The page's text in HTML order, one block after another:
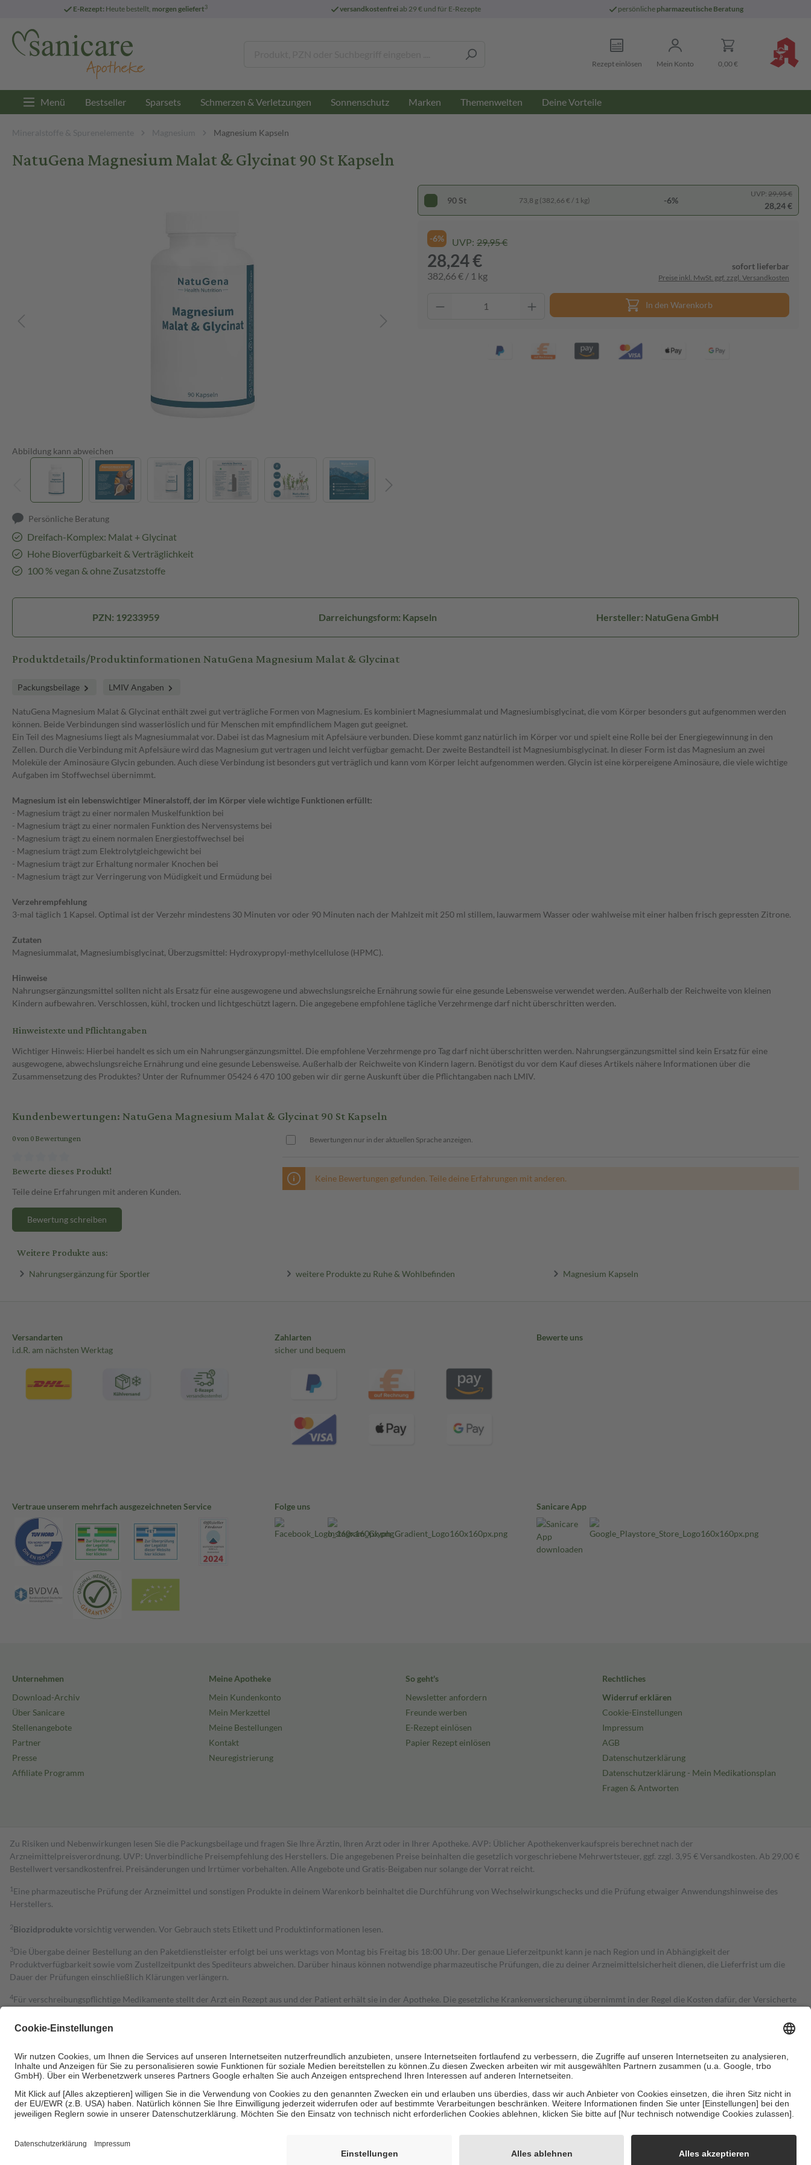
E-Rezept: Heute bestellt, morgen geliefert3 versandkostenfreiab 29 € und für E-Rezepte persönliche pharmazeutische Beratung
Rezept einlösen Mein Konto 0,00 €
Menü Bestseller Sparsets Schmerzen & Verletzungen Sonnenschutz Marken Themenwelten Deine Vorteile
Mineralstoffe & Spurenelemente Magnesium Magnesium Kapseln
NatuGena Magnesium Malat & Glycinat 90 St Kapseln
Abbildung kann abweichen
Persönliche Beratung
Dreifach-Komplex: Malat + Glycinat
Hohe Bioverfügbarkeit & Verträglichkeit
100 % vegan & ohne Zusatzstoffe
90 St 73,8 g (382,66 € / 1 kg) -6%
UVP: 29,95 €
28,24 €
-6% UVP: 29,95 €
28,24 €
382,66 € / 1 kg
sofort lieferbar
Preise inkl. MwSt. ggf. zzgl. Versandkosten
In den Warenkorb
PZN: 19233959 Darreichungsform: Kapseln Hersteller: NatuGena GmbH
Produktdetails/Produktinformationen NatuGena Magnesium Malat & Glycinat
Packungsbeilage LMIV Angaben
NatuGena Magnesium Malat & Glycinat enthält zwei gut verträgliche Formen von Magnesium. Es kombiniert Magnesiummalat und Magnesiumbisglycinat, die vom Körper besonders gut aufgenommen werden
können. Beide Verbindungen sind wasserlöslich und für Menschen mit empfindlichem Magen gut geeignet.
Ein Teil des Magnesiums liegt als Magnesiummalat vor. Dabei ist das Magnesium mit Apfelsäure verbunden. Diese kommt ganz natürlich im Körper vor und spielt eine Rolle bei der Energiegewinnung in den
Zellen. Durch die Verbindung mit Apfelsäure wird das Magnesium gut vertragen und leicht verfügbar gemacht. Der zweite Bestandteil ist Magnesiumbisglycinat. In dieser Form ist das Magnesium an zwei
Moleküle der Aminosäure Glycin gebunden. Auch diese Verbindung ist besonders gut verträglich und kann vom Körper leicht aufgenommen werden. Glycin ist eine körpereigene Aminosäure, die viele wichtige
Aufgaben im Stoffwechsel übernimmt.
Magnesium ist ein lebenswichtiger Mineralstoff, der im Körper viele wichtige Funktionen erfüllt:
- Magnesium trägt zu einer normalen Muskelfunktion bei
- Magnesium trägt zu einer normalen Funktion des Nervensystems bei
- Magnesium trägt zu einem normalen Energiestoffwechsel bei
- Magnesium trägt zum Elektrolytgleichgewicht bei
- Magnesium trägt zur Erhaltung normaler Knochen bei
- Magnesium trägt zur Verringerung von Müdigkeit und Ermüdung bei
Verzehrempfehlung
3-mal täglich 1 Kapsel. Optimal ist der Verzehr mindestens 30 Minuten vor oder 90 Minuten nach der Mahlzeit mit 250 ml stillem, lauwarmem Wasser oder wahlweise mit einer halben frisch gepressten Zitrone.
Zutaten
Magnesiummalat, Magnesiumbisglycinat, Überzugsmittel: Hydroxypropyl-methylcellulose (HPMC).
Hinweise
Nahrungsergänzungsmittel sollten nicht als Ersatz für eine ausgewogene und abwechslungsreiche Ernährung sowie für eine gesunde Lebensweise verwendet werden. Außerhalb der Reichweite von kleinen
Kindern aufbewahren. Verschlossen, kühl, trocken und lichtgeschützt lagern. Die angegebene empfohlene tägliche Verzehrmenge darf nicht überschritten werden.
Hinweistexte und Pflichtangaben
Wichtiger Hinweis: Hierbei handelt es sich um ein Nahrungsergänzungsmittel. Die empfohlene Verzehrmenge pro Tag darf nicht überschritten werden. Nahrungsergänzungsmittel sind kein Ersatz für eine
ausgewogene, abwechslungsreiche Ernährung und eine gesunde Lebensweise. Außerhalb der Reichweite von Kindern lagern. Benötigst du vor dem Kauf dieses Artikels nähere Informationen über die
Zusammensetzung des Produktes? Unter der Rufnummer 05424 6 470 100 geben wir dir gerne Auskunft über die Pflichtangaben nach LMIV.
Kundenbewertungen: NatuGena Magnesium Malat & Glycinat 90 St Kapseln
0 von 0 Bewertungen
Bewerte dieses Produkt!
Teile deine Erfahrungen mit anderen Kunden.
Bewertung schreiben
Bewertungen nur in der aktuellen Sprache anzeigen.
Keine Bewertungen gefunden. Teile deine Erfahrungen mit anderen.
Weitere Produkte aus:
Nahrungsergänzung für Sportler weitere Produkte zu Ruhe & Wohlbefinden Magnesium Kapseln
Versandarten
i.d.R. am nächsten Werktag
Zahlarten
sicher und bequem
Bewerte uns
Vertraue unserem mehrfach ausgezeichneten Service Folge uns Sanicare App
Unternehmen
Download-Archiv
Über Sanicare
Stellenangebote
Partner
Presse
Affiliate Programm
Meine Apotheke
Mein Kundenkonto
Mein Merkzettel
Meine Bestellungen
Kontakt
Neuregistrierung
So geht's
Newsletter anfordern
Freunde werben
E-Rezept einlösen
Papier Rezept einlösen
Rechtliches
Widerruf erklären
Cookie-Einstellungen
Impressum
AGB
Datenschutzerklärung
Datenschutzerklärung - Mein Medikationsplan
Fragen & Antworten
Zu Risiken und Nebenwirkungen lesen Sie die Packungsbeilage und fragen Sie Ihre Ärztin, Ihren Arzt oder in Ihrer Apotheke. AVP: Üblicher Apothekenverkaufspreis berechnet nach der
Arzneimittelpreisverordnung. UVP: Unverbindliche Preisempfehlung des Herstellers. Die angegebenen Preise beinhalten die gesetzlich vorgeschriebene Mehrwertsteuer, ggf. zzgl. 3,95 € Versandkosten. Ab 29,00 €
Bestell­wert versand­kosten­frei. Preisänderungen und Irrtümer vorbehalten. Alle Angebote und Gratis-Beigaben nur solange der Vorrat reicht.
1 Eine pharmazeutische Prüfung der Arzneimittel und sonstigen Produkte in deinem Warenkorb beinhaltet die Durchführung von Wechselwirkungschecks und die Prüfung etwaiger Anwendungshinweise des
Herstellers.
2Biozidproduktevorsichtig verwenden. Vor Gebrauch stets Etikett und Produktinformationen lesen.
3Die Übergabe deiner Bestellung an den Paketdienstleister erfolgt bei uns werktags von Montag bis Freitag bis 18:00 Uhr. Der genaue Lieferzeitpunkt kann je nach Region und in Abhängigkeit der
Produktverfügbarkeit sowie vom Zustellzeitpunkt des Spediteurs abweichen. Darüber hinaus können notwendige pharmazeutische Prüfungen, die zu deiner Arzneimittelsicherheit dienen, die Lieferfrist um die
Dauer der Prüfungen einschließlich Klärungen verlängern.
4Für verschreibungspflichtige Medikamente stellt der Arzt ein Rezept aus und der Patient erhält sie in der Apotheke. Die gesetzliche Krankenversicherung übernimmt in der Regel die Kosten dafür, der Versicherte
Grundsätzlich leisten Mitglieder Zuzahlungen in Höhe von zehn Prozent des Abgabepreises,
Es sind jedoch nie mehr als die tatsächlichen Kosten der Leistung
Bei Heilmitteln und häuslicher Krankenpflege beträgt die Zuzahlung zehn Prozent der Kosten sowie zehn Euro je Verordnung.
Um das Engagement der Versicherten für ihre eigene Gesundheit zu stärken und die besondere Stellung der Familie zu unterstützen, fallenkeine Zuzahlungen
• Untersuchungen zur Vorsorge und Früherkennung, die von der GKV getragen werden
• empfohlenen Schutzimpfungen
Wir nutzen Trusted Shops als unabhängigen Dienstleister für die Einholung von Bewertungen. Trusted Shops hat Maßnahmen getroffen, um sicherzustellen, dass es sich um echte Bewertungen handelt. Mehr